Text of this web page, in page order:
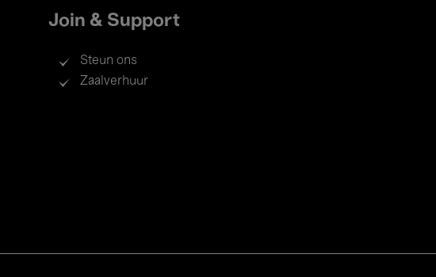
Join & Support
Steun ons
Zaalverhuur